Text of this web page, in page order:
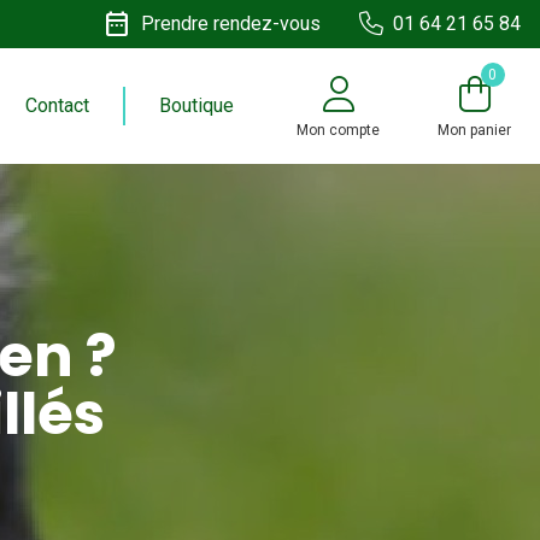
date_range Prendre rendez-vous 01 64 21 65 84
Contact Boutique
Mon compte
0
Mon panier
?